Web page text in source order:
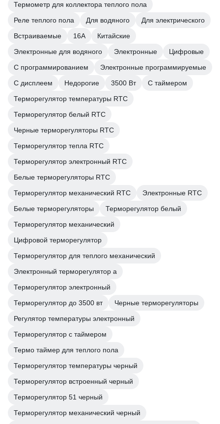
Термометр для коллектора теплого пола
Реле теплого пола
Для водяного
Для электрического
Встраиваемые
16А
Китайские
Электронные для водяного
Электронные
Цифровые
С программированием
Электронные программируемые
С дисплеем
Недорогие 3500 Вт
С таймером
Терморегулятор температуры RTC
Терморегулятор белый RTC
Черные терморегуляторы RTC
Терморегулятор тепла RTC
Терморегулятор электронный RTC
Белые терморегуляторы RTC
Терморегулятор механический RTC
Электронные RTC
Белые терморегуляторы
Терморегулятор белый
Терморегулятор механический
Цифровой терморегулятор
Терморегулятор для теплого механический
Электронный терморегулятор а
Терморегулятор электронный
Терморегулятор до 3500 вт
Черные терморегуляторы
Регулятор температуры электронный
Терморегулятор с таймером
Термо таймер для теплого пола
Терморегулятор температуры черный
Терморегулятор встроенный черный
Терморегулятор 51 черный
Терморегулятор механический черный